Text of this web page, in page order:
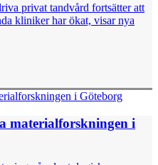
privat tandvård fortsätter att
kliniker har ökat, visar nya
materialforskningen i